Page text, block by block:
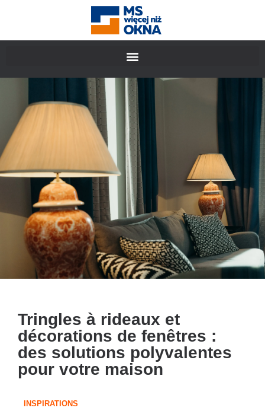
Tringles à rideaux et
décorations de fenêtres :
des solutions polyvalentes
pour votre maison
INSPIRATIONS